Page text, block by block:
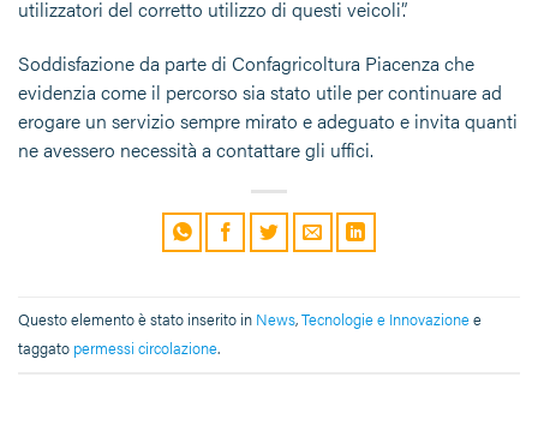
utilizzatori del corretto utilizzo di questi veicoli”.
Soddisfazione da parte di Confagricoltura Piacenza che
evidenzia come il percorso sia stato utile per continuare ad
erogare un servizio sempre mirato e adeguato e invita quanti
ne avessero necessità a contattare gli uffici.
Questo elemento è stato inserito in News,Tecnologie e Innovazionee
taggato permessi circolazione.